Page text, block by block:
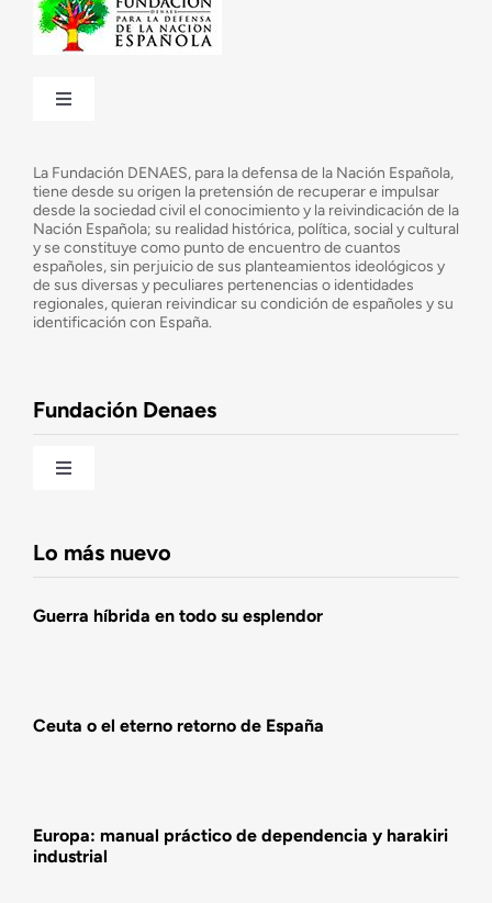
Toggle
¿Cuáles son nuestros objetivos?
Consejo Asesor
La Fundación DENAES, para la defensa de la Nación Española,
tiene desde su origen la pretensión de recuperar e impulsar
desde la sociedad civil el conocimiento y la reivindicación de la
Nación Española; su realidad histórica, política, social y cultural
y se constituye como punto de encuentro de cuantos
españoles, sin perjuicio de sus planteamientos ideológicos y
de sus diversas y peculiares pertenencias o identidades
regionales, quieran reivindicar su condición de españoles y su
identificación con España.
Fundación Denaes
Toggle
Lo más nuevo
Guerra híbrida en todo su esplendor
Ceuta o el eterno retorno de España
Europa: manual práctico de dependencia y harakiri
industrial